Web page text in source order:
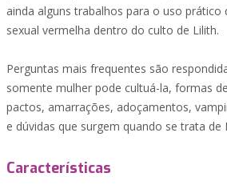
ainda alguns trabalhos para o uso
sexual vermelha dentro do culto de Lilith.
Perguntas mais frequentes são
somente mulher pode cultuá-la, formas
pactos, amarrações, adoçamentos,
e dúvidas que surgem quando se trata de
Características